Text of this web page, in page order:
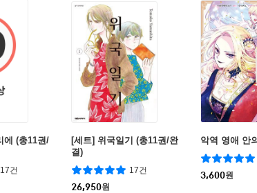
에 (총11권/
17건
[세트] 위국일기 (총11권/완
결)
17건
26,950원
악역 영애 안
3,600원